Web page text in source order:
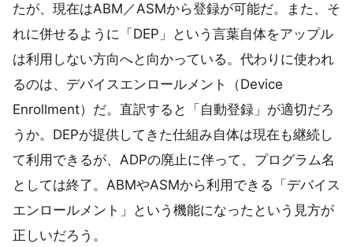
たが、現在はABM／ASMから登録が可能だ。また、そ
れに併せるように「DEP」という言葉自体をアップル
は利用しない方向へと向かっている。代わりに使われ
るのは、デバイスエンロールメント（Device
Enrollment）だ。直訳すると「自動登録」が適切だろ
うか。DEPが提供してきた仕組み自体は現在も継続し
て利用できるが、ADPの廃止に伴って、プログラム名
としては終了。ABMやASMから利用できる「デバイス
エンロールメント」という機能になったという見方が
正しいだろう。